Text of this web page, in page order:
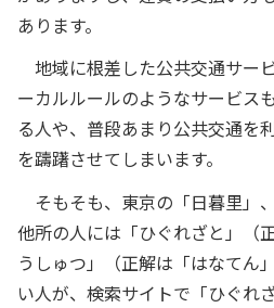
あります。
地域に根差した公共交通サー
ーカルルールのようなサービス
る人や、普段あまり公共交通を
を躊躇させてしまいます。
そもそも、東京の「日暮里」
他所の人には「ひぐれざと」（
うしゅつ」（正解は「はなてん
い人が、検索サイトで「ひぐれ